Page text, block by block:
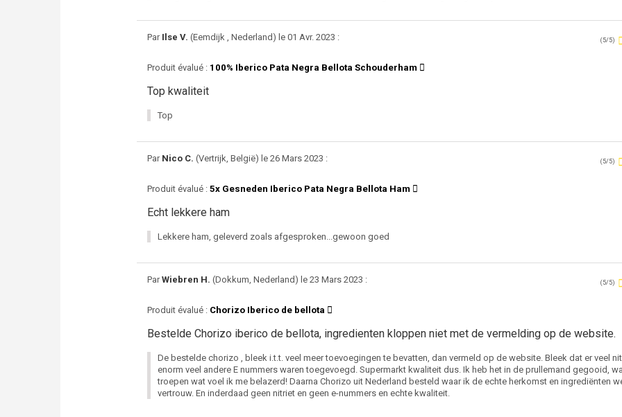
Par Ilse V. (Eemdijk , Nederland) le 01 Avr. 2023 : (5/5)
Produit évalué : 100% Iberico Pata Negra Bellota Schouderham
Top kwaliteit
Top
Par Nico C. (Vertrijk, België) le 26 Mars 2023 : (5/5)
Produit évalué : 5x Gesneden Iberico Pata Negra Bellota Ham
Echt lekkere ham
Lekkere ham, geleverd zoals afgesproken...gewoon goed
ParWiebren H. (Dokkum, Nederland) le 23 Mars 2023 : (5/5)
Produit évalué : Chorizo Iberico de bellota
Bestelde Chorizo iberico de bellota, ingredienten kloppen niet met de vermelding op de website.
De bestelde chorizo , bleek i.t.t. veel meer toevoegingen te bevatten, dan vermeld op de website. Bleek dat er veel
enorm veel andere E nummers waren toegevoegd. Supermarkt kwaliteit dus. Ik heb het in de prullemand gegooid,
troepen wat voel ik me belazerd! Daarna Chorizo uit Nederland besteld waar ik de echte herkomst en ingrediënten
vertrouw. En inderdaad geen nitriet en geen e-nummers en echte kwaliteit.